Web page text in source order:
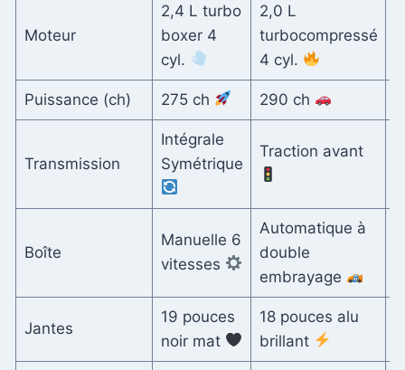
Moteur
2,4 L turbo
boxer 4
cyl.
2,0 L
turbocompressé
4 cyl.
Puissance (ch) 275 ch 290 ch
Transmission
Intégrale
Symétrique
Traction avant
Boîte
Manuelle 6
vitesses
Automatique à
double
embrayage
Jantes
19 pouces
noir mat
18 pouces alu
brillant